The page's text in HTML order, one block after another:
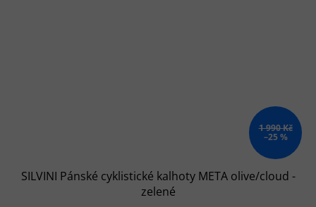
1 990 Kč
–25 %
SILVINI Pánské cyklistické kalhoty META olive/cloud -
zelené